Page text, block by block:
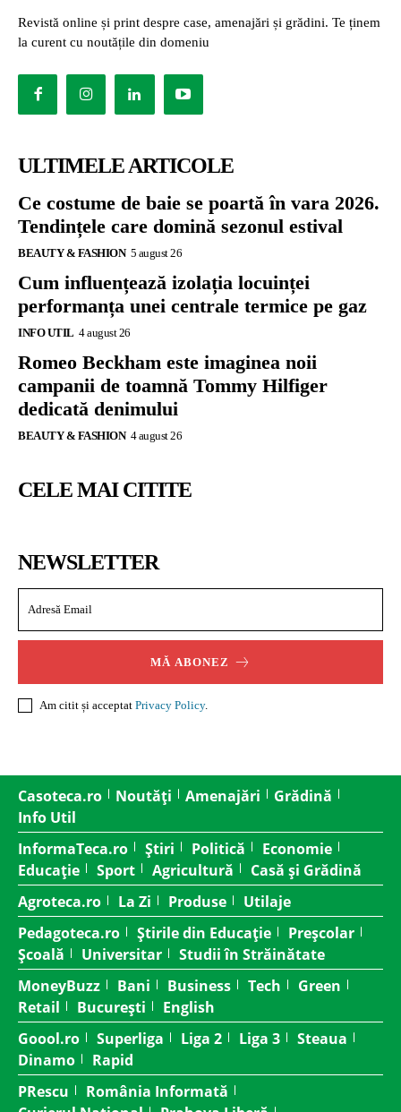
Revistă online și print despre case, amenajări și grădini. Te ținem
la curent cu noutățile din domeniu
ULTIMELE ARTICOLE
Ce costume de baie se poartă în vara 2026.
Tendințele care domină sezonul estival
BEAUTY & FASHION 5 august 26
Cum influențează izolația locuinței
performanța unei centrale termice pe gaz
INFO UTIL 4 august 26
Romeo Beckham este imaginea noii
campanii de toamnă Tommy Hilfiger
dedicată denimului
BEAUTY & FASHION 4 august 26
CELE MAI CITITE
NEWSLETTER
MĂ ABONEZ
Am citit și acceptat Privacy Policy.
Casoteca.ro Noutăți Amenajări
Grădină
Info Util
InformaTeca.ro
Știri Politică
Economie
Educație
Sport Agricultură
Casă și Grădină
Agroteca.ro
La Zi Produse
Utilaje
Pedagoteca.ro
Știrile din Educație
Preșcolar
Școală
Universitar
Studii în Străinătate
MoneyBuzz
Bani Business Tech
Green
Retail
București
English
Goool.ro
Superliga Liga 2 Liga 3
Steaua
Dinamo
Rapid
PRescu
România Informată